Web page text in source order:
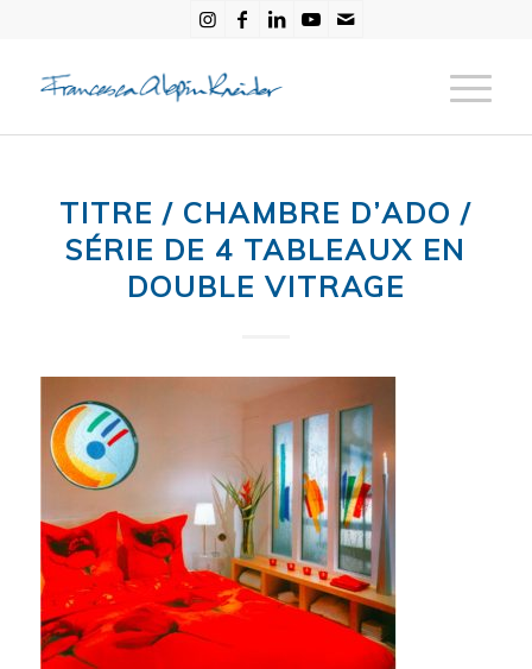
TITRE / CHAMBRE D’ADO /
SÉRIE DE 4 TABLEAUX EN
DOUBLE VITRAGE